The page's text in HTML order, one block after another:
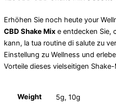
Erhöhen Sie noch heute your
CBD Shake Mix e entdecken Sie,
kann, la tua routine di salute zu
Einstellung zu Wellness und
Vorteile dieses vielseitigen
Weight 5g, 10g